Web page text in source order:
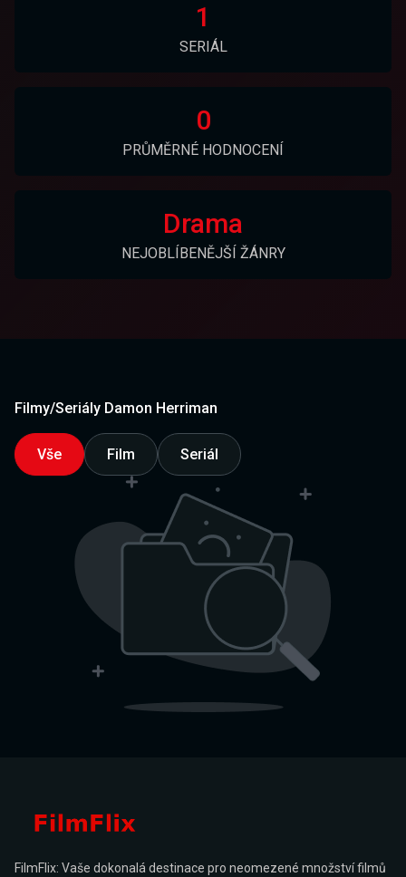
1
SERIÁL
0
PRŮMĚRNÉ HODNOCENÍ
Drama
NEJOBLÍBENĚJŠÍ ŽÁNRY
Filmy/Seriály Damon Herriman
Vše Film Seriál
FilmFlix: Vaše dokonalá destinace pro neomezené množství filmů